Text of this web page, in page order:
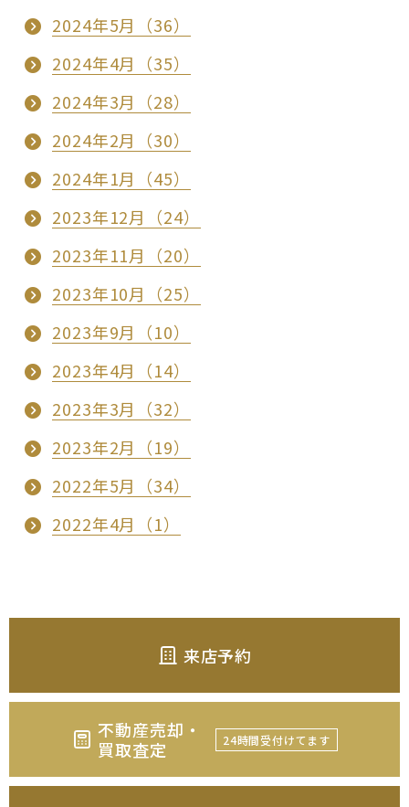
2024年5月（36）
2024年4月（35）
2024年3月（28）
2024年2月（30）
2024年1月（45）
2023年12月（24）
2023年11月（20）
2023年10月（25）
2023年9月（10）
2023年4月（14）
2023年3月（32）
2023年2月（19）
2022年5月（34）
2022年4月（1）
来店予約
不動産売却・
買取査定
24時間受付けてます